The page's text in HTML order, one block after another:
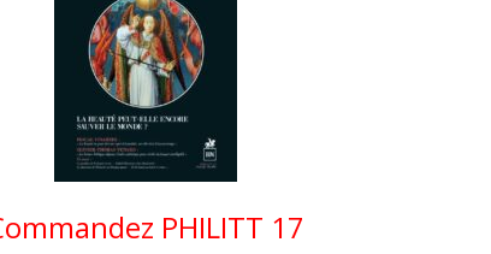
PHILITT 17